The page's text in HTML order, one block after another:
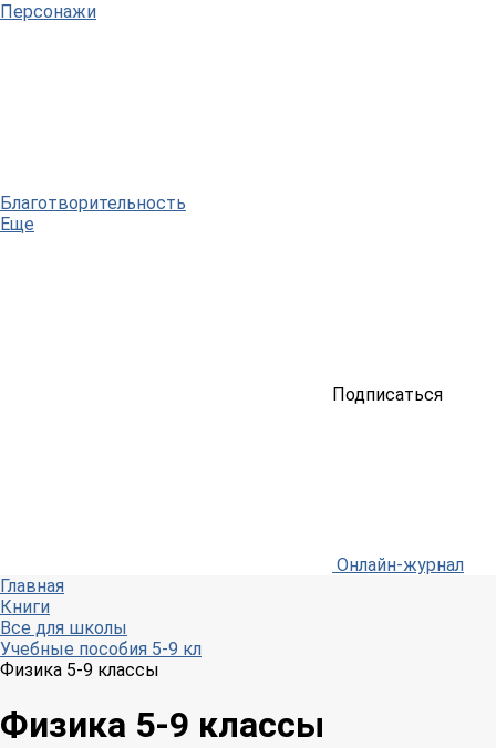
Персонажи
Благотворительность
Еще
Подписаться
Онлайн-журнал
Главная
Книги
Все для школы
Учебные пособия 5-9 кл
Физика 5-9 классы
Физика 5-9 классы